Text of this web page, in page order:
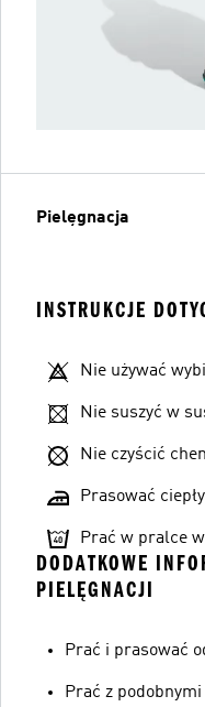
Pielęgnacja
INSTRUKCJE
Nie używać
Nie suszyć w
Nie czyścić
Prasować
Prać w pralce
DODATKOWE
PIELĘGNACJI
Prać i prasować
Prać z